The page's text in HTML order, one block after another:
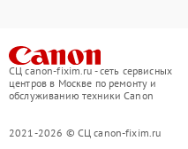
СЦ canon-fixim.ru - сеть сервисных
центров в Москве по ремонту и
обслуживанию техники Canon
2021-2026 © СЦ canon-fixim.ru